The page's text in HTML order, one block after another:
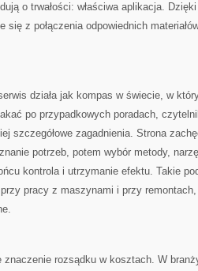
o trwałości: właściwa aplikacja.
z połączenia odpowiednich
działa jak kompas w świecie, w
po przypadkowych poradach,
szczegółowe zagadnienia. Strona
potrzeb, potem wybór metody,
kontrola i utrzymanie efektu. Takie
pracy z maszynami i przy
rozsądku w kosztach. W